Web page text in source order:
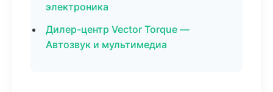
электроника
Дилер-центр Vector Torque —
Автозвук и мультимедиа